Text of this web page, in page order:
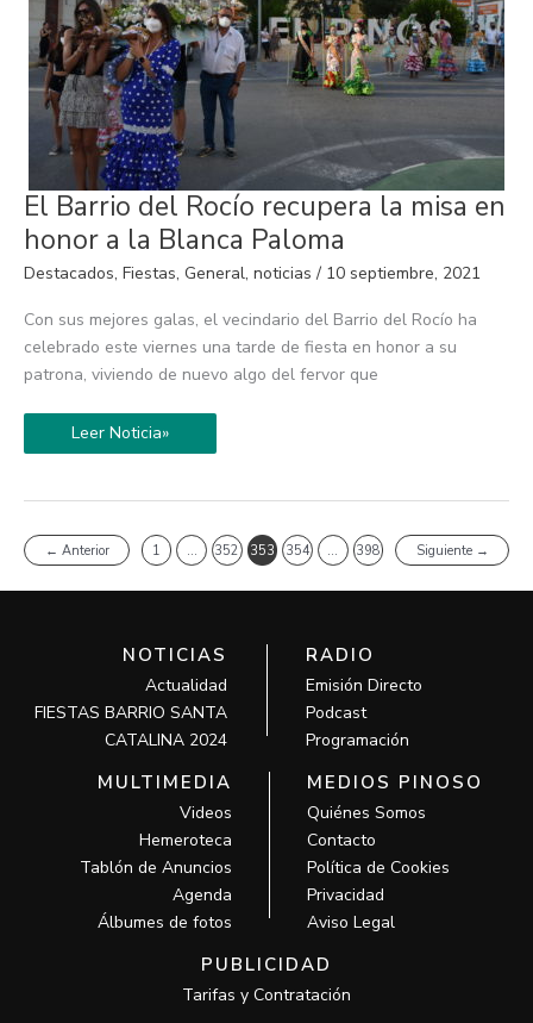
El Barrio del Rocío recupera la misa en
honor a la Blanca Paloma
Destacados, Fiestas, General, noticias / 10 septiembre, 2021
Con sus mejores galas, el vecindario del Barrio del Rocío ha
celebrado este viernes una tarde de fiesta en honor a su
patrona, viviendo de nuevo algo del fervor que
El
Barrio
del
Rocío
recupera
la
en
honor
a
Blanca
Leer Noticia»
← Anterior 1 … 352 353 354 … 398 Siguiente →
NOTICIAS
Actualidad
FIESTAS BARRIO SANTA
CATALINA 2024
RADIO
Emisión Directo
Podcast
Programación
MULTIMEDIA
Videos
Hemeroteca
Tablón de Anuncios
Agenda
Álbumes de fotos
MEDIOS PINOSO
Quiénes Somos
Contacto
Política de Cookies
Privacidad
Aviso Legal
PUBLICIDAD
Tarifas y Contratación